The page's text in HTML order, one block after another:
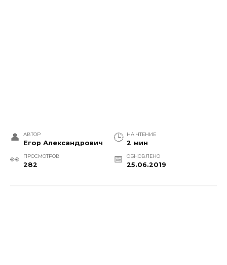
АВТОР
Егор Александрович
НА ЧТЕНИЕ
2 мин
ПРОСМОТРОВ
282
ОБНОВЛЕНО
25.06.2019